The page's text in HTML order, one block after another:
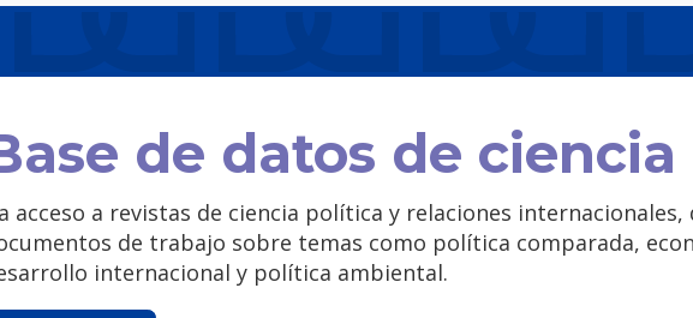
de datos de
acceso a revistas de ciencia política y relaciones
de trabajo sobre temas como política comparada,
internacional y política ambiental.